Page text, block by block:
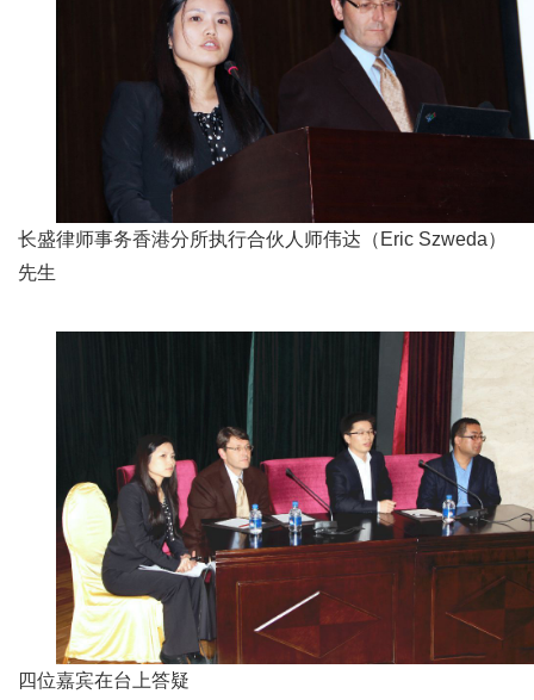
长盛律师事务香港分所执行合伙人师伟达（Eric Szweda）
先生
四位嘉宾在台上答疑